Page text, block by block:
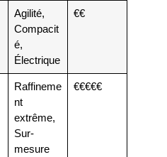
Agilité,
Compacit
é,
Électrique
€€
Raffineme
nt
extrême,
Sur-
mesure
€€€€€